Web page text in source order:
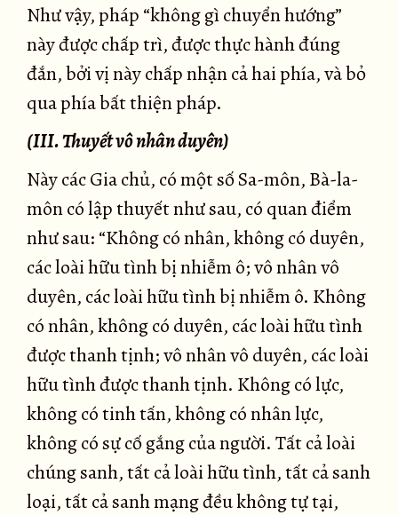
Như vậy, pháp “không gì chuyển hướng”
này được chấp trì, được thực hành đúng
đắn, bởi vị này chấp nhận cả hai phía, và bỏ
qua phía bất thiện pháp.
(III. Thuyết vô nhân duyên)
Này các Gia chủ, có một số Sa-môn, Bà-la-
môn có lập thuyết như sau, có quan điểm
như sau: “Không có nhân, không có duyên,
các loài hữu tình bị nhiễm ô; vô nhân vô
duyên, các loài hữu tình bị nhiễm ô. Không
có nhân, không có duyên, các loài hữu tình
được thanh tịnh; vô nhân vô duyên, các loài
hữu tình được thanh tịnh. Không có lực,
không có tinh tấn, không có nhân lực,
không có sự cố gắng của người. Tất cả loài
chúng sanh, tất cả loài hữu tình, tất cả sanh
loại, tất cả sanh mạng đều không tự tại,